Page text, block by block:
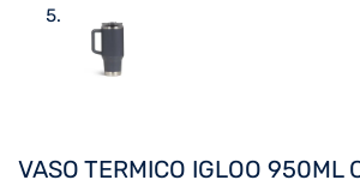
VASO TERMICO IGLOO 950ML